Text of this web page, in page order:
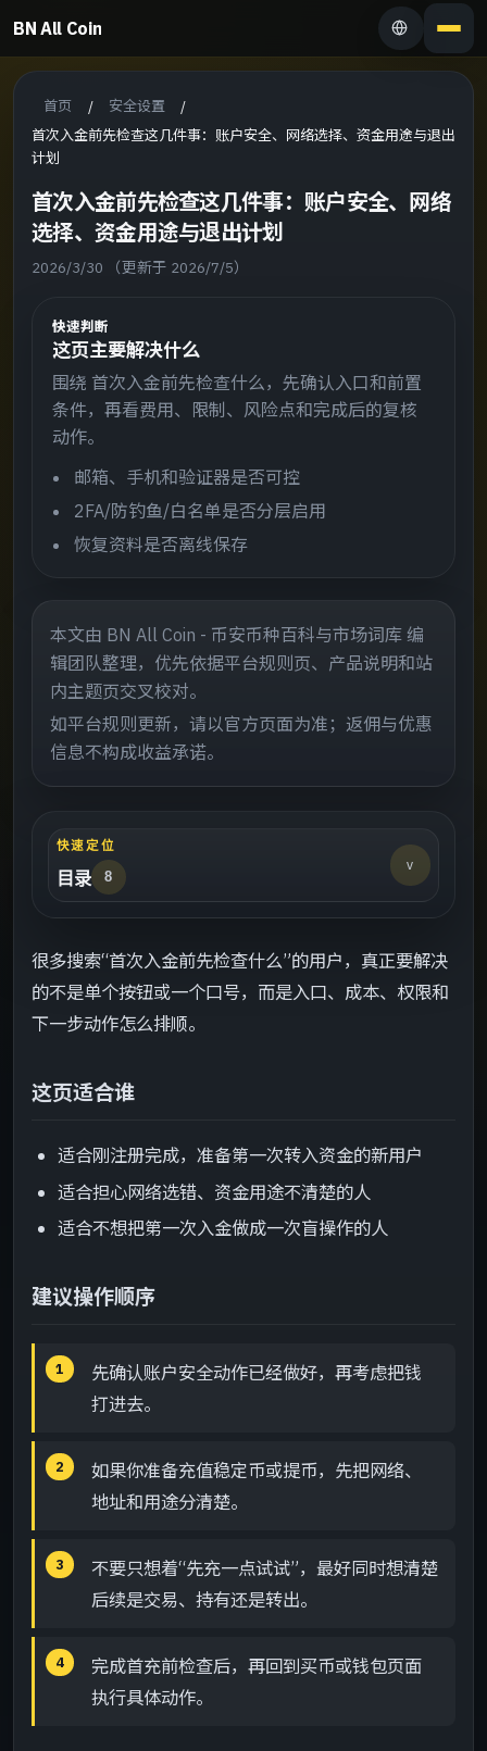
BN All Coin
首页 / 安全设置
/
首次入金前先检查这几件事：账户安全、网络选择、资金用途与退出
计划
首次入金前先检查这几件事：账户安全、网络
选择、资金用途与退出计划
2026/3/30 （更新于 2026/7/5）
快速判断
这页主要解决什么
围绕 首次入金前先检查什么，先确认入口和前置
条件，再看费用、限制、风险点和完成后的复核
动作。
邮箱、手机和验证器是否可控
2FA/防钓鱼/白名单是否分层启用
恢复资料是否离线保存
本文由 BN All Coin - 币安币种百科与市场词库 编
辑团队整理，优先依据平台规则页、产品说明和站
内主题页交叉校对。
如平台规则更新，请以官方页面为准；返佣与优惠
信息不构成收益承诺。
快速定位
目录 8
v
建议操作顺序 ->
常见问题
第一次入金一定要马上交易吗？ ->
为什么要在入金前想退出计划？
这页之后去哪里？
很多搜索“首次入金前先检查什么”的用户，真正要解决
的不是单个按钮或一个口号，而是入口、成本、权限和
下一步动作怎么排顺。
这页适合谁
适合刚注册完成，准备第一次转入资金的新用户
适合担心网络选错、资金用途不清楚的人
适合不想把第一次入金做成一次盲操作的人
建议操作顺序
先确认账户安全动作已经做好，再考虑把钱
打进去。
如果你准备充值稳定币或提币，先把网络、
地址和用途分清楚。
不要只想着“先充一点试试”，最好同时想清楚
后续是交易、持有还是转出。
完成首充前检查后，再回到买币或钱包页面
执行具体动作。